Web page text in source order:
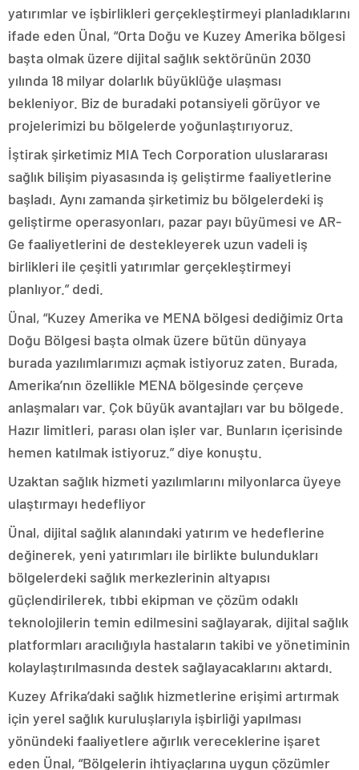
yatırımlar ve işbirlikleri gerçekleştirmeyi planladıklarını
ifade eden Ünal, “Orta Doğu ve Kuzey Amerika bölgesi
başta olmak üzere dijital sağlık sektörünün 2030
yılında 18 milyar dolarlık büyüklüğe ulaşması
bekleniyor. Biz de buradaki potansiyeli görüyor ve
projelerimizi bu bölgelerde yoğunlaştırıyoruz.
İştirak şirketimiz MIA Tech Corporation uluslararası
sağlık bilişim piyasasında iş geliştirme faaliyetlerine
başladı. Aynı zamanda şirketimiz bu bölgelerdeki iş
geliştirme operasyonları, pazar payı büyümesi ve AR-
Ge faaliyetlerini de destekleyerek uzun vadeli iş
birlikleri ile çeşitli yatırımlar gerçekleştirmeyi
planlıyor.” dedi.
Ünal, “Kuzey Amerika ve MENA bölgesi dediğimiz Orta
Doğu Bölgesi başta olmak üzere bütün dünyaya
burada yazılımlarımızı açmak istiyoruz zaten. Burada,
Amerika’nın özellikle MENA bölgesinde çerçeve
anlaşmaları var. Çok büyük avantajları var bu bölgede.
Hazır limitleri, parası olan işler var. Bunların içerisinde
hemen katılmak istiyoruz.” diye konuştu.
Uzaktan sağlık hizmeti yazılımlarını milyonlarca üyeye
ulaştırmayı hedefliyor
Ünal, dijital sağlık alanındaki yatırım ve hedeflerine
değinerek, yeni yatırımları ile birlikte bulundukları
bölgelerdeki sağlık merkezlerinin altyapısı
güçlendirilerek, tıbbi ekipman ve çözüm odaklı
teknolojilerin temin edilmesini sağlayarak, dijital sağlık
platformları aracılığıyla hastaların takibi ve yönetiminin
kolaylaştırılmasında destek sağlayacaklarını aktardı.
Kuzey Afrika’daki sağlık hizmetlerine erişimi artırmak
için yerel sağlık kuruluşlarıyla işbirliği yapılması
yönündeki faaliyetlere ağırlık vereceklerine işaret
eden Ünal, “Bölgelerin ihtiyaçlarına uygun çözümler